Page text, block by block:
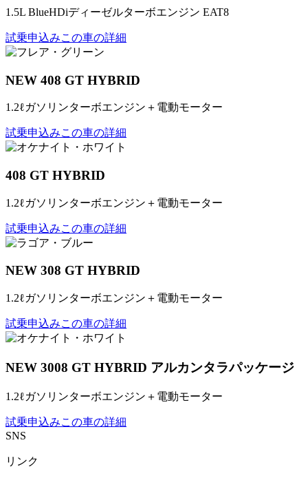
1.5L BlueHDiディーゼルターボエンジン EAT8
試乗申込みこの車の詳細
NEW 408 GT HYBRID
1.2ℓガソリンターボエンジン＋電動モーター
試乗申込みこの車の詳細
408 GT HYBRID
1.2ℓガソリンターボエンジン＋電動モーター
試乗申込みこの車の詳細
NEW 308 GT HYBRID
1.2ℓガソリンターボエンジン＋電動モーター
試乗申込みこの車の詳細
NEW 3008 GT HYBRID アルカンタラパッケージ
1.2ℓガソリンターボエンジン＋電動モーター
試乗申込みこの車の詳細
SNS
リンク